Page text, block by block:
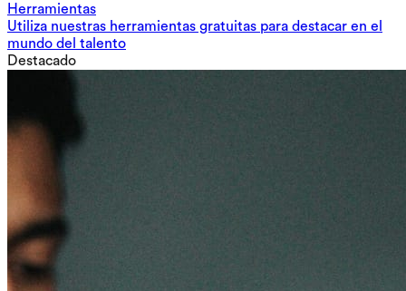
Herramientas
Utiliza nuestras herramientas gratuitas para destacar en el
mundo del talento
Destacado